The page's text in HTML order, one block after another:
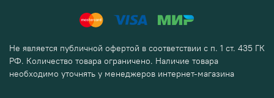
Не является публичной офертой в соответствии с п. 1 ст. 435 ГК
РФ. Количество товара ограничено. Наличие товара
необходимо уточнять у менеджеров интернет-магазина